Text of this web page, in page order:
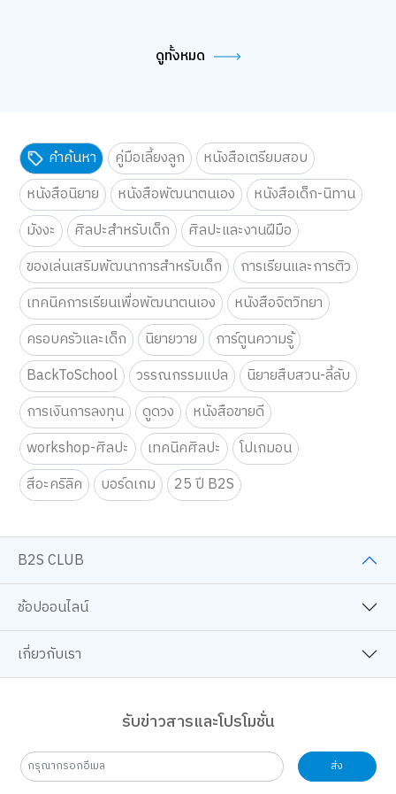
ดูทั้งหมด
คำค้นหา คู่มือเลี้ยงลูก
หนังสือเตรียมสอบ
หนังสือนิยาย
หนังสือพัฒนาตนเอง
หนังสือเด็ก-นิทาน
มังงะ
ศิลปะสำหรับเด็ก
ศิลปะและงานฝีมือ
ของเล่นเสริมพัฒนาการสำหรับเด็ก
การเรียนและการติว
เทคนิคการเรียนเพื่อพัฒนาตนเอง
หนังสือจิตวิทยา
ครอบครัวและเด็ก
นิยายวาย
การ์ตูนความรู้
BackToSchool
วรรณกรรมแปล
นิยายสืบสวน-ลี้ลับ
การเงินการลงทุน
ดูดวง
หนังสือขายดี
workshop-ศิลปะ
เทคนิคศิลปะ
โปเกมอน
สีอะคริลิค
บอร์ดเกม 25 ปี B2S
B2S CLUB
ช้อปออนไลน์
เกี่ยวกับเรา
รับข่าวสารและโปรโมชั่น
ส่ง